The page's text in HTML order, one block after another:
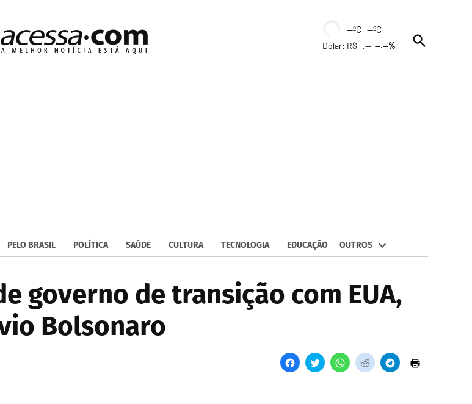
--ºC --ºC
Dólar: R$ -,----.--%
Open
Search
PELO BRASIL POLÍTICA SAÚDE CULTURA TECNOLOGIA EDUCAÇÃO OUTROS
governo de transição com EUA,
Bolsonaro